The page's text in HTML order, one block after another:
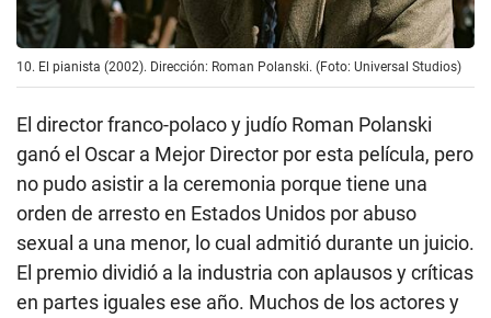
10. El pianista (2002). Dirección: Roman Polanski. (Foto: Universal Studios)
El director franco-polaco y judío Roman Polanski
ganó el Oscar a Mejor Director por esta película, pero
no pudo asistir a la ceremonia porque tiene una
orden de arresto en Estados Unidos por abuso
sexual a una menor, lo cual admitió durante un juicio.
El premio dividió a la industria con aplausos y críticas
en partes iguales ese año. Muchos de los actores y